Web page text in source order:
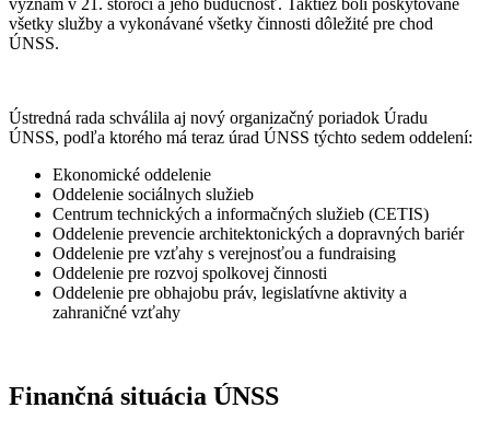
všetky služby a vykonávané všetky činnosti dôležité pre chod
ÚNSS.
Ústredná rada schválila aj nový organizačný poriadok Úradu
ÚNSS, podľa ktorého má teraz úrad ÚNSS týchto sedem oddelení:
Ekonomické oddelenie
Oddelenie sociálnych služieb
Centrum technických a informačných služieb (CETIS)
Oddelenie prevencie architektonických a dopravných bariér
Oddelenie pre vzťahy s verejnosťou a fundraising
Oddelenie pre rozvoj spolkovej činnosti
Oddelenie pre obhajobu práv, legislatívne aktivity a
zahraničné vzťahy
Finančná situácia ÚNSS